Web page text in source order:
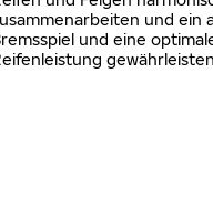
und ein
und eine